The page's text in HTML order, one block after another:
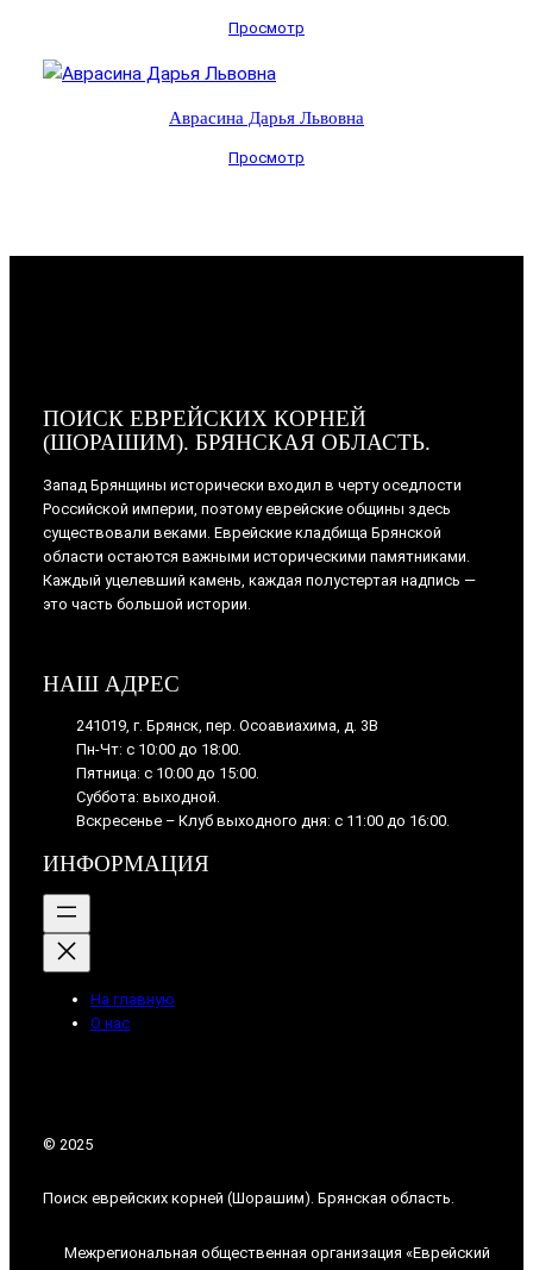
Просмотр
Аврасина Дарья Львовна
Просмотр
ПОИСК ЕВРЕЙСКИХ КОРНЕЙ
(ШОРАШИМ). БРЯНСКАЯ ОБЛАСТЬ.
Запад Брянщины исторически входил в черту оседлости
Российской империи, поэтому еврейские общины здесь
существовали веками. Еврейские кладбища Брянской
области остаются важными историческими памятниками.
Каждый уцелевший камень, каждая полустертая надпись —
это часть большой истории.
НАШ АДРЕС
241019, г. Брянск, пер. Осоавиахима, д. 3В
Пн-Чт: с 10:00 до 18:00.
Пятница: с 10:00 до 15:00.
Суббота: выходной.
Вскресенье – Клуб выходного дня: с 11:00 до 16:00.
ИНФОРМАЦИЯ
На главную
О нас
© 2025
Поиск еврейских корней (Шорашим). Брянская область.
Межрегиональная общественная организация «Еврейский